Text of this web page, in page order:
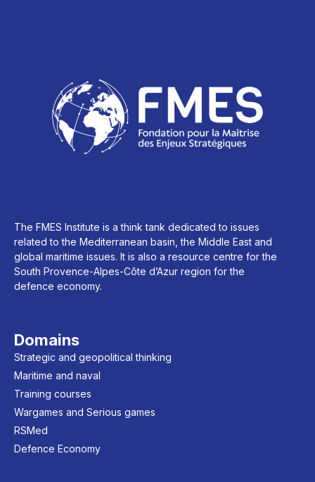
The FMES Institute is a think tank dedicated to issues
related to the Mediterranean basin, the Middle East and
global maritime issues. It is also a resource centre for the
South Provence-Alpes-Côte d’Azur region for the
defence economy.
Domains
Strategic and geopolitical thinking
Maritime and naval
Training courses
Wargames and Serious games
RSMed
Defence Economy